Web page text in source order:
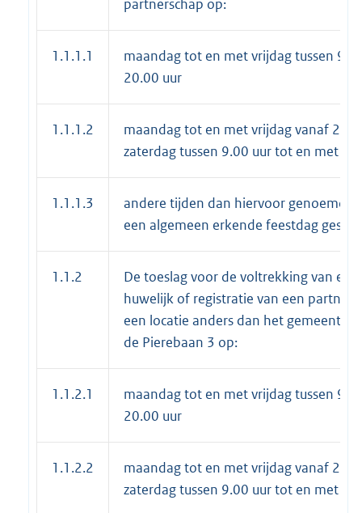
partnerschap op:
1.1.1.1
maandag tot en met vrijdag tussen
20.00 uur
1.1.1.2
maandag tot en met vrijdag vanaf
zaterdag tussen 9.00 uur tot en met
1.1.1.3
andere tijden dan hiervoor genoemd
een algemeen erkende feestdag
1.1.2
De toeslag voor de voltrekking van een
huwelijk of registratie van een
een locatie anders dan het
de Pierebaan 3 op:
1.1.2.1
maandag tot en met vrijdag tussen
20.00 uur
1.1.2.2
maandag tot en met vrijdag vanaf
zaterdag tussen 9.00 uur tot en met